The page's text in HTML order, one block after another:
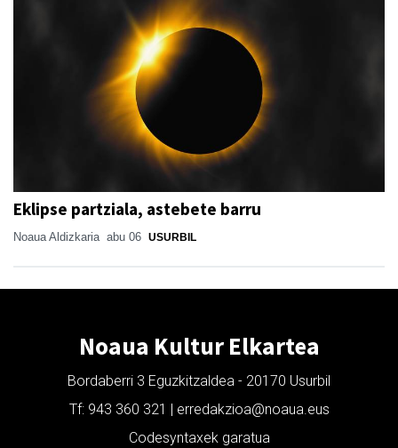
Eklipse partziala, astebete barru
Noaua Aldizkaria abu 06 USURBIL
Noaua Kultur Elkartea
Bordaberri 3 Eguzkitzaldea - 20170 Usurbil
Tf: 943 360 321 | erredakzioa@noaua.eus
Codesyntaxek garatua